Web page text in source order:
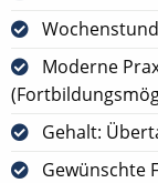
Moderne
Gehalt:
Gewünschte